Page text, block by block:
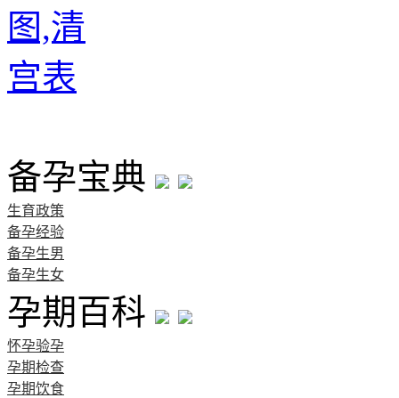
备孕宝典
生育政策
备孕经验
备孕生男
备孕生女
孕期百科
怀孕验孕
孕期检查
孕期饮食